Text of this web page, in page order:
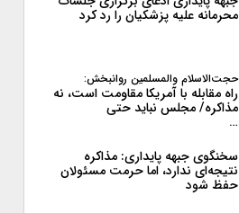
محرمانه علیه پزشکیان را رد کرد
حجت‌الاسلام والمسلمین روانبخش:
راه مقابله با آمریکا مقاومت است، نه
مذاکره/ مجلس نباید حتی
…
سخنگوی جبهه پایداری: مذاکره
نتیجه‌ای ندارد، اما حرمت مسئولان
حفظ شود